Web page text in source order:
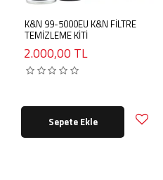
K&N 99-5000EU K&N FİLTRE
TEMİZLEME KİTİ
2.000,00 TL
Sepete Ekle